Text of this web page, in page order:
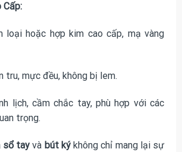
Cấp:
loại hoặc hợp kim cao cấp, mạ vàng
tru, mực đều, không bị lem.
lịch, cầm chắc tay, phù hợp với các
trọng.
sổ tay và bút kýkhông chỉ mang lại sự